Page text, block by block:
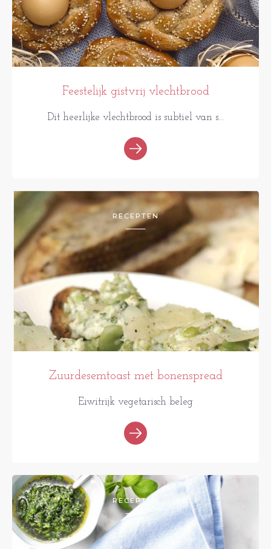
Feestelijk gistvrij vlechtbrood
Dit heerlijke vlechtbrood is subtiel van s...
RECEPTEN
Zuurdesemtoast met bonenspread
Eiwitrijk vegetarisch beleg
RECEPTEN